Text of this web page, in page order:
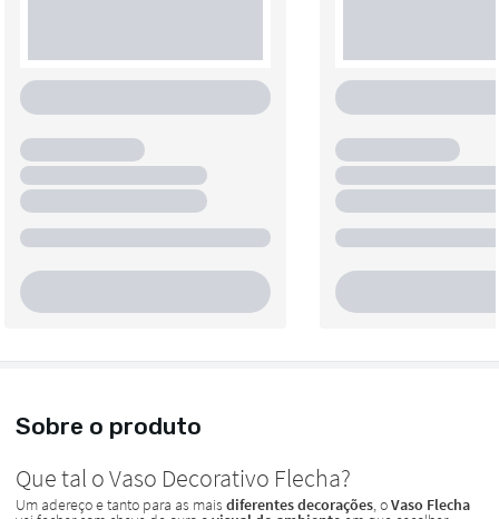
Sobre o produto